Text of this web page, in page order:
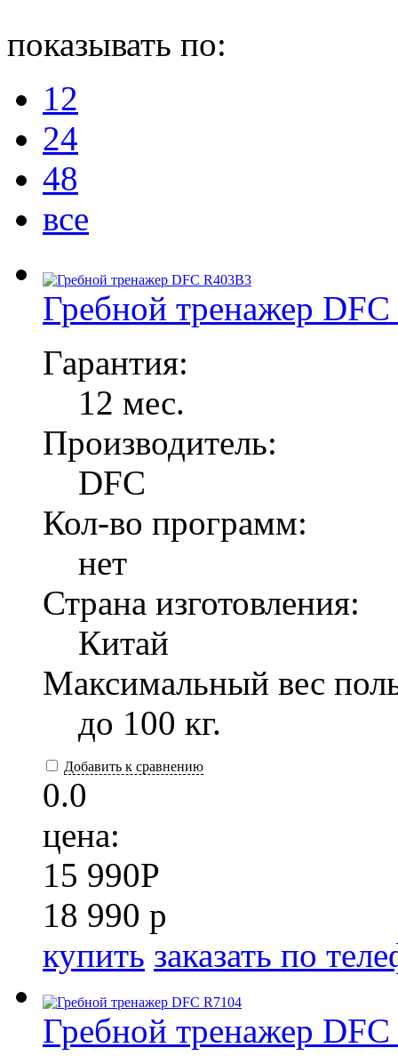
показывать по:
12
24
48
все
Гребной тренажер
Гарантия:
12 мес.
Производитель:
DFC
Кол-во программ:
нет
Страна изготовления:
Китай
Максимальный вес
до 100 кг.
Добавить к сравнению
0.0
цена:
15 990P
18 990 р
купить заказать по
Гребной тренажер